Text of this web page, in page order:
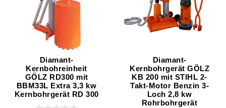
Diamant-
Kernbohreinheit
GÖLZ RD300 mit
BBM33L Extra 3,3 kw
Kernbohrgerät RD 300
Diamant-
Kernbohrgerät GÖLZ
KB 200 mit STIHL 2-
Takt-Motor Benzin 3-
Loch 2,8 kw
Rohrbohrgerät